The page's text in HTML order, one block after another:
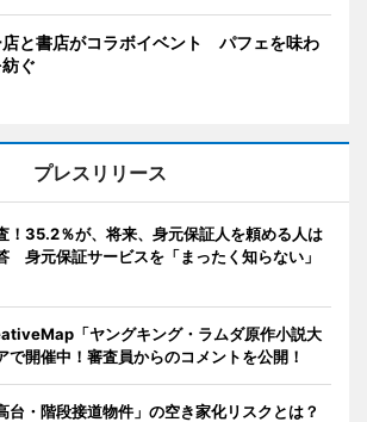
と書店がコラボイベント パフェを味わ
ぐ
プレスリリース
！35.2％が、将来、身元保証人を頼める人は
身元保証サービスを「まったく知らない」
「ヤングキング・ラムダ原作小説大
で開催中！審査員からのコメントを公開！
台・階段接道物件」の空き家化リスクとは？